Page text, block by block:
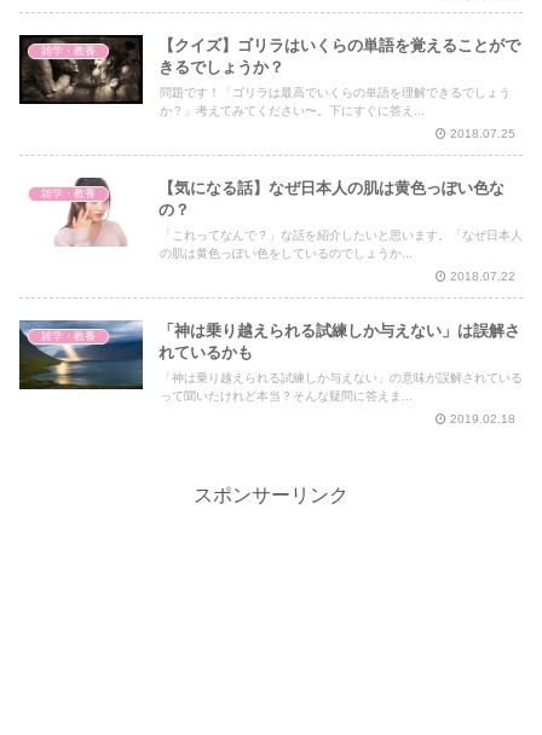
雑学・教養
【クイズ】ゴリラはいくらの単語を覚えることがで
きるでしょうか？
問題です！「ゴリラは最高でいくらの単語を理解できるでしょう
か？」考えてみてください〜。下にすぐに答え...
2018.07.25
雑学・教養
【気になる話】なぜ日本人の肌は黄色っぽい色な
の？
「これってなんで？」な話を紹介したいと思います。「なぜ日本人
の肌は黄色っぽい色をしているのでしょうか...
2018.07.22
雑学・教養
「神は乗り越えられる試練しか与えない」は誤解さ
れているかも
「神は乗り越えられる試練しか与えない」の意味が誤解されている
って聞いたけれど本当？そんな疑問に答えま...
2019.02.18
スポンサーリンク